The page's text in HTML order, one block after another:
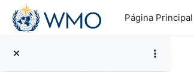
Salta al contenido principal
Página Principal
02- Turbulencia
03- METAR-SPECI